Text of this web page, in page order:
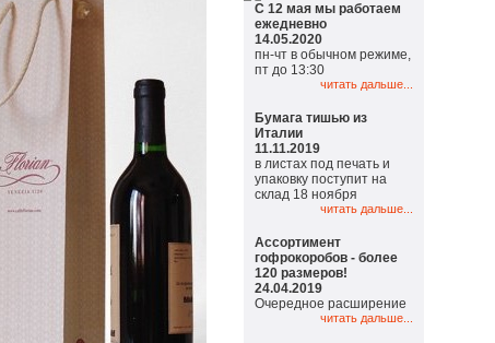
С 12 мая мы работаем
ежедневно
14.05.2020
пн-чт в обычном режиме,
пт до 13:30
читать дальше...
Бумага тишью из
Италии
11.11.2019
в листах под печать и
упаковку поступит на
склад 18 ноября
читать дальше...
Ассортимент
гофрокоробов - более
120 размеров!
24.04.2019
Очередное расширение
читать дальше...